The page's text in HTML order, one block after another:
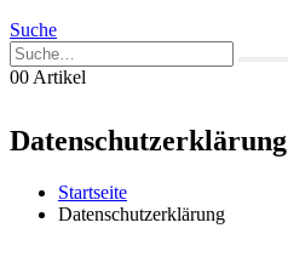
Suche
00 Artikel
Datenschutzerklärung
Startseite
Datenschutzerklärung